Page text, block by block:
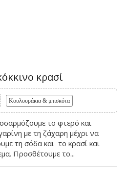
κρασί
Κουλουράκια & μπισκότα
το φτερό και
με τη ζάχαρη μέχρι να
τη σόδα και το κρασί και
Προσθέτουμε το...